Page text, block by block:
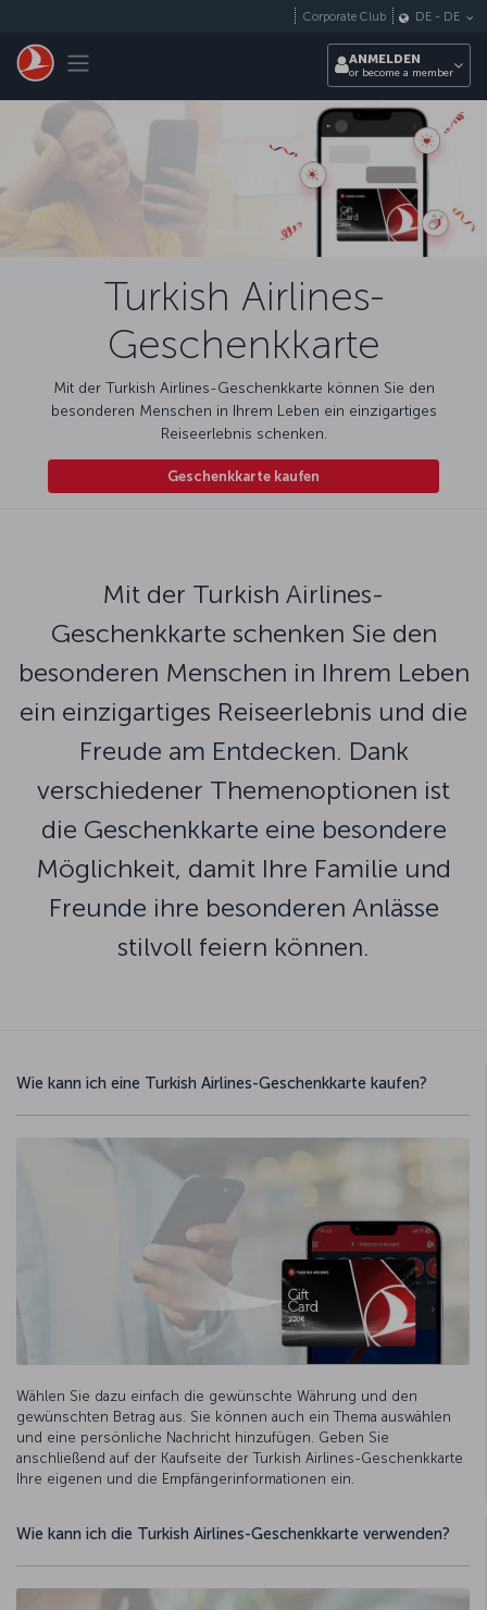
Toggle navigation
Corporate Club DE - DE
ANMELDEN
or become a member
Turkish Airlines-
Geschenkkarte
Mit der Turkish Airlines-Geschenkkarte können Sie den
besonderen Menschen in Ihrem Leben ein einzigartiges
Reiseerlebnis schenken.
Geschenkkarte kaufen
Mit der Turkish Airlines-
Geschenkkarte schenken Sie den
besonderen Menschen in Ihrem Leben
ein einzigartiges Reiseerlebnis und die
Freude am Entdecken. Dank
verschiedener Themenoptionen ist
die Geschenkkarte eine besondere
Möglichkeit, damit Ihre Familie und
Freunde ihre besonderen Anlässe
stilvoll feiern können.
Wie kann ich eine Turkish Airlines-Geschenkkarte kaufen?
Wählen Sie dazu einfach die gewünschte Währung und den
gewünschten Betrag aus. Sie können auch ein Thema auswählen
und eine persönliche Nachricht hinzufügen. Geben Sie
anschließend auf der Kaufseite der Turkish Airlines-Geschenkkarte
Ihre eigenen und die Empfängerinformationen ein.
Wie kann ich die Turkish Airlines-Geschenkkarte verwenden?